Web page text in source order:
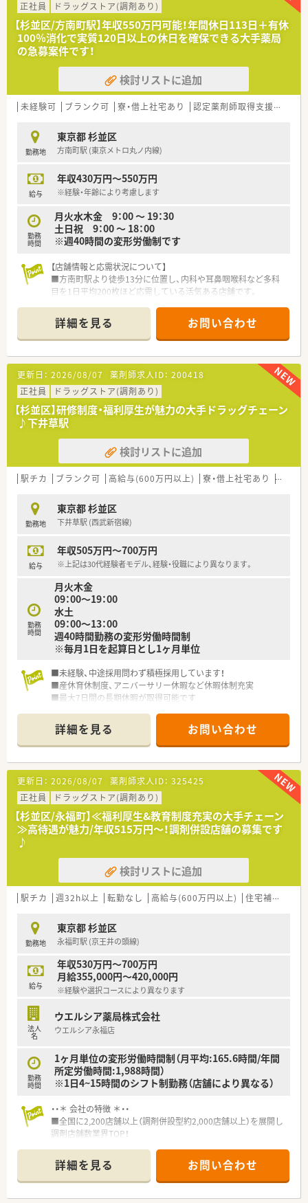
■全国に展開する大手ドラッグストア
■サプリメントバー・ヘルスケアラウンジ・ビューティーケアス
タジオを設け、栄養士・薬剤師・化粧品担当者が様々な視点からお
客様の健康を管理します。
■全店舗に錠剤監査システム・音声入力システム・監査システム
導入し、機械化をはかり薬剤師に求められる対人業務に注力して
■女性活躍推進法に基づく基準適合厚生大臣より「えるぼし（最
高位の3段階目）」認定を取得しています。
ックでトップクラス！処方箋に触れられずスキルが落ちる心配も
ありません。
■中途薬剤師の入社時研修あり
┗店舗勤務の前にもWEBで5日間研修があり、前職ではあまり教
■「階層別研修」「職種別研修」「自己啓発」の3つのプログラムか
ら構成されており、多種多様な教育カリキュラムがあります。
■ご本人の希望により部門間の異動も可能。調剤・OTCどちらも
正社員 ドラッグストア(調剤あり)
【杉並区/方南町駅】年収550万円可能！年間休日113日＋有休
100％消化で実質120日以上の休日を確保できる大手薬局
の急募案件です！
検討リストに追加
未経験可 ブランク可 寮・借上社宅あり 認定薬剤師取得支援あり
勤務地
東京都 杉並区
方南町駅 (東京メトロ丸ノ内線)
給与
年収430万円～550万円
※経験・年齢により考慮します
勤務
時間
月火水木金 9：00 〜 19：30
土日祝 9：00 〜 18：00
※週40時間の変形労働制です
【店舗情報と応需状況について】
■方南町駅より徒歩13分に位置し、内科や耳鼻咽喉科など多科
目を1日平均200枚ほど応需している活気ある店舗です。
は平均18枚と、ゆとりを持って業務に取り組めます。
■近隣のクリニックから面で応需しており、2,500品目もの幅広
い医薬品を取り扱うため、深い知識が身につきます。
【勤務実態について】
■シフト制による週休2日制で年間休日は113日ですが、有給休
暇の完全消化を推進しており実質120日以上休めます。
■1薬局あたりの薬剤師数が平均5.5名と多めに設定されており、
急な欠勤や早退などにも柔軟に対応できる体制です。
■高度な調剤システムを導入しており、過誤率0.0031％という
驚異的な安全性を維持しながら正確な業務を行います。
【職場環境と雰囲気】
■産休や育休の取得実績が非常に多く、ママさん薬剤師が多数活
■住宅街に位置する薬局ということもあり、患者様との距離が近
く、アットホームで穏やかな雰囲気が流れる店舗です。
■人間関係は非常に良好で定着率も高く、幅広い年齢層のスタッ
【法人特徴について】
チェーンであり、強固な経営基盤を誇る企業です。
■人々のココロとカラダの健康を追求するという経営理念を掲
げ、調剤から在宅、介護まで幅広く事業を展開しています。
■2021年の経営統合を経て売上高1兆円規模の巨大グループと
なり、業界をリードする存在として成長を続けています。
詳細を見る お問い合わせ
更新日： 2026/08/07 薬剤師求人ID： 200418
正社員
ドラッグストア(調剤あり)
【杉並区】研修制度・福利厚生が魅力の大手ドラッグチェーン
♪下井草駅
検討リストに追加
駅チカ ブランク可 高給与(600万円以上) 寮・借上社宅あり 住宅
勤務地
東京都 杉並区
下井草駅 (西武新宿線)
給与
年収505万円～700万円
※上記は30代経験者モデル、経験・役職により異なります。
勤務
時間
月火木金
09：00～19：00
水土
09：00～13：00
週40時間勤務の変形労働時間制
※毎月1日を起算日とし1ヶ月単位
■未経験、中途採用問わず積極採用しています！
■産休育休制度、アニバーサリー休暇など休暇体制充実
■最大7日間の長期休暇が取得可能です
詳細を見る お問い合わせ
更新日： 2026/08/07 薬剤師求人ID： 325425
正社員
ドラッグストア(調剤あり)
【杉並区/永福町】≪福利厚生&教育制度充実の大手チェーン
≫高待遇が魅力/年収515万円～！調剤併設店舗の募集です
♪
検討リストに追加
駅チカ 週32h以上 転勤なし 高給与(600万円以上) 住宅補助(手当)あり
勤務地
東京都 杉並区
永福町駅 (京王井の頭線)
給与
年収530万円～700万円
月給355,000円～420,000円
※経験や選択コースにより異なります
法人
名
ウエルシア薬局株式会社
ウエルシア永福店
勤務
時間
1ヶ月単位の変形労働時間制（月平均:165.6時間/年間
所定労働時間:1,988時間）
※1日4~15時間のシフト制勤務（店舗により異なる）
・・＊ 会社の特徴 ＊・・
■全国に2,200店舗以上（調剤併設型約2,000店舗以上）を展開し
調剤店舗数業界TOP！
頑張り次第で高給与も可能！
■経験や勤務コースによりますが、経験の少ない方でも500万前
半スタートと業界TOP水準！
■職種や職域に合わせ、豊富な社内研修や外部組織と連携した研
詳細を見る お問い合わせ